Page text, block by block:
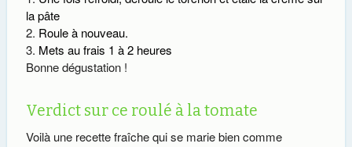
la pâte
Roule à nouveau.
Mets au frais 1 à 2 heures
Bonne dégustation !
Verdict sur ce roulé à la tomate
Voilà une recette fraîche qui se marie bien comme